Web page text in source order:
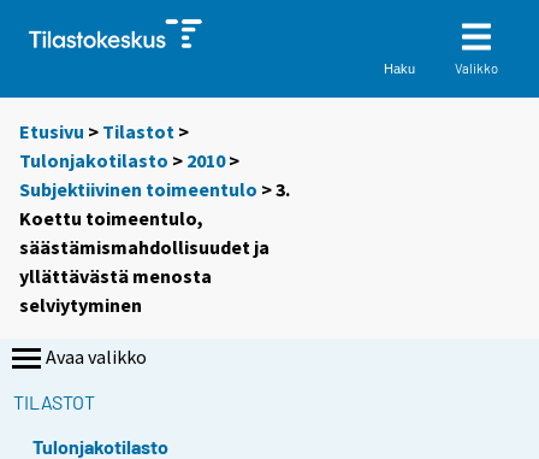
Haku Valikko
Etusivu > Tilastot >
Tulonjakotilasto > 2010>
Subjektiivinen toimeentulo > 3.
Koettu toimeentulo,
säästämismahdollisuudet ja
yllättävästä menosta
selviytyminen
Avaa valikko
TILASTOT
Tulonjakotilasto